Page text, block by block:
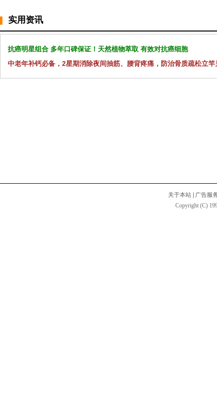
实用资讯
抗癌明星组合 多年口碑保证！天然植物萃取 有效对抗癌细胞
中老年补钙必备，2星期消除夜间抽筋、腰背疼痛，防治骨质疏松立竿
关于本站
广告服
Copyright (C)